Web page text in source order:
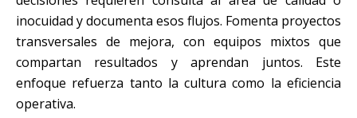
inocuidad y documenta esos flujos. Fomenta proyectos
transversales de mejora, con equipos mixtos que
compartan resultados y aprendan juntos. Este
enfoque refuerza tanto la cultura como la eficiencia
operativa.